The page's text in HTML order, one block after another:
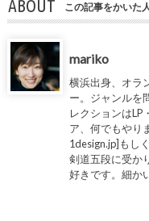
ABOUT この記事をかいた
mariko
横浜出身、オラ
ー。ジャンルを
レクションはLP
ア、何でもやり
1design.jp]もし
剣道五段に受か
好きです。細か